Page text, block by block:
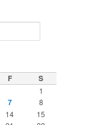
F S
1
7
8
14
15